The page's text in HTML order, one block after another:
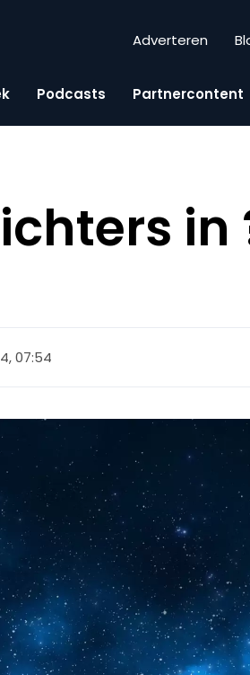
Adverteren
Podcasts Partnercontent
in
07:54